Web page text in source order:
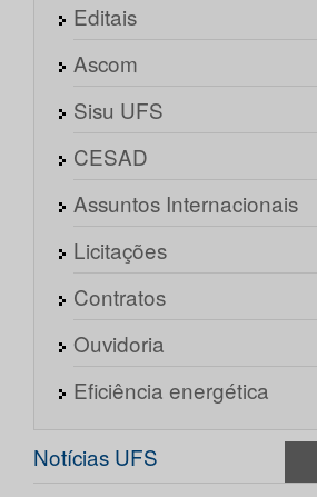
Editais
Ascom
Sisu UFS
CESAD
Assuntos Internacionais
Licitações
Contratos
Ouvidoria
Eficiência energética
Notícias UFS